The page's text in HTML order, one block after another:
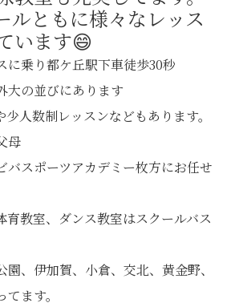
ルともに様々なレッス
います😄
に乗り都ケ丘駅下車徒歩30秒
大の並びにあります
人数制レッスンなどもあります。
母
バスポーツアカデミー枚方にお任せ
育教室、ダンス教室はスクールバス
、伊加賀、小倉、交北、黄金野、
ます。